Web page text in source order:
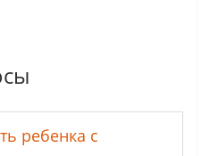
ребенка с